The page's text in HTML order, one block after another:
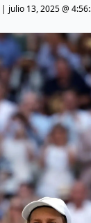
julio 13, 2025 @